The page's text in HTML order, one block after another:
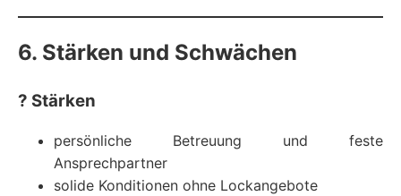
6. Stärken und Schwächen
? Stärken
persönliche Betreuung und feste
Ansprechpartner
solide Konditionen ohne Lockangebote